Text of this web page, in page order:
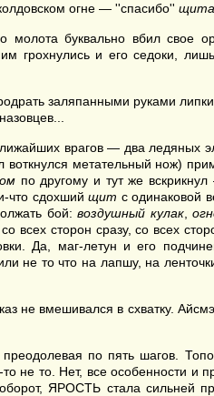
огне — ''спасибо''
молота буквально вбил
грохнулись и его седоки,
заляпанными руками
врагов — два ледяных
воткнулся метательный нож)
по другому и тут же
что сдохшийщит с одинаковой
бой:воздушный кулак,
всех сторон сразу, со всех
Да, маг-летун и его
не то что на лапшу, на
не вмешивался в схватку.
по пять шагов.
не то. Нет, все особенности и
ЯРОСТЬ стала сильней